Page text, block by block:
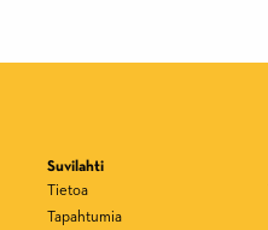
Suvilahti
Tietoa
Tapahtumia